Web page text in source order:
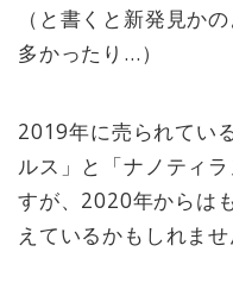
（と書くと新発見か
多かったり…）
2019年に売られてい
ルス」と「ナノティ
すが、2020年からは
えているかもしれませ